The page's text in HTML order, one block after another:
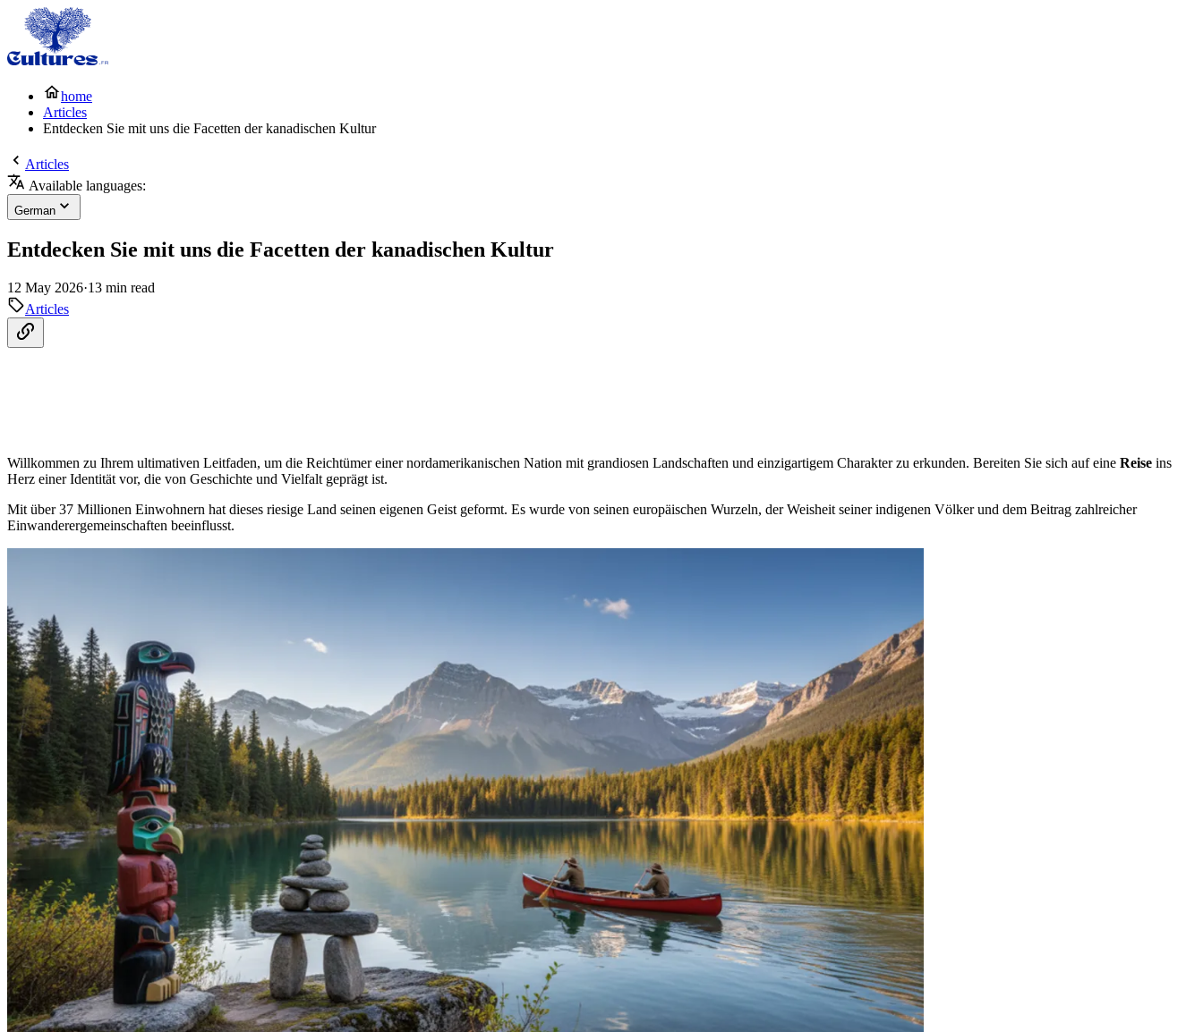
home
Articles
Entdecken Sie mit uns die Facetten der kanadischen Kultur
Articles
Available languages:
German
Entdecken Sie mit uns die Facetten der kanadischen Kultur
12 May 2026·13 min read
Articles
Willkommen zu Ihrem ultimativen Leitfaden, um die Reichtümer einer nordamerikanischen Nation mit grandiosen Landschaften und einzigartigem Charakter zu erkunden. Bereiten Sie sich auf eine Reise ins
Herz einer Identität vor, die von Geschichte und Vielfalt geprägt ist.
Mit über 37 Millionen Einwohnern hat dieses riesige Land seinen eigenen Geist geformt. Es wurde von seinen europäischen Wurzeln, der Weisheit seiner indigenen Völker und dem Beitrag zahlreicher
Einwanderergemeinschaften beeinflusst.